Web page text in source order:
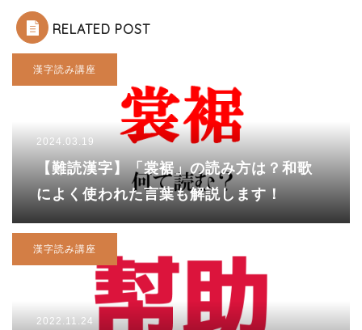
RELATED POST
漢字読み講座
2024.03.19
【難読漢字】「裳裾」の読み方は？和歌
によく使われた言葉も解説します！
漢字読み講座
2022.11.24